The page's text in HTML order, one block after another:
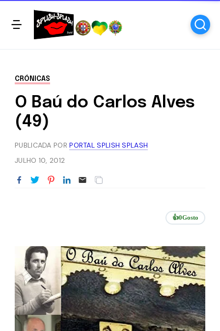
CRÓNICAS
O Baú do Carlos Alves
(49)
PUBLICADA PORPORTAL SPLISH SPLASH
JULHO 10, 2012
👍0Gosto